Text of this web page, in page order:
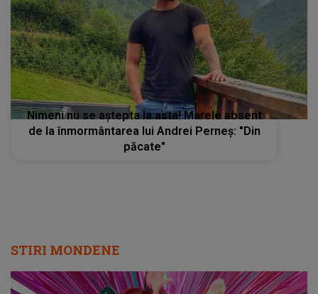
Nimeni nu se aștepta la asta! Marele absent
de la înmormântarea lui Andrei Perneș: "Din
păcate"
STIRI MONDENE